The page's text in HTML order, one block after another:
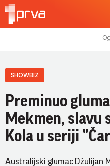
SHOWBIZ
Preminuo
Mekmen, slavu
Kola u seriji
Australijski glumac Džulijan